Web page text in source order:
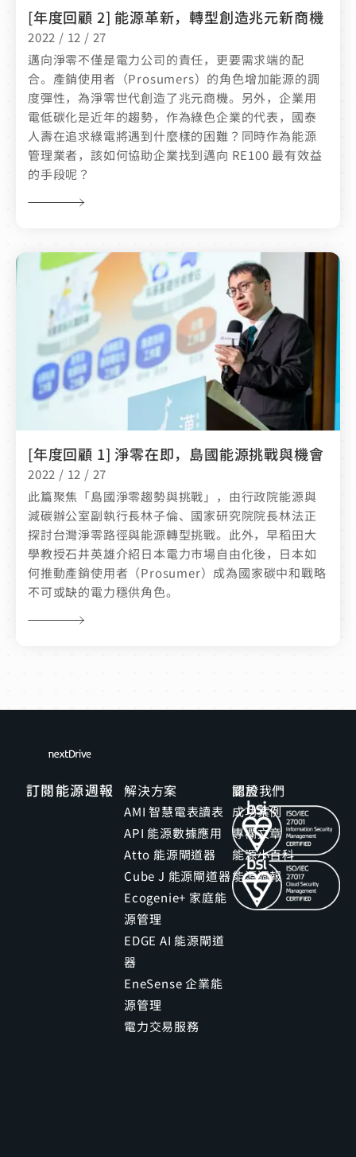
[年度回顧 2] 能源革新，轉型創造兆元新商機
2022 / 12 / 27
邁向淨零不僅是電力公司的責任，更要需求端的配
合。產銷使用者（Prosumers）的角色增加能源的調
度彈性，為淨零世代創造了兆元商機。另外，企業用
電低碳化是近年的趨勢，作為綠色企業的代表，國泰
人壽在追求綠電將遇到什麼樣的困難？同時作為能源
管理業者，該如何協助企業找到邁向 RE100 最有效益
的手段呢？
[年度回顧 1] 淨零在即，島國能源挑戰與機會
2022 / 12 / 27
此篇聚焦「島國淨零趨勢與挑戰」，由行政院能源與
減碳辦公室副執行長林子倫、國家研究院院長林法正
探討台灣淨零路徑與能源轉型挑戰。此外，早稻田大
學教授石井英雄介紹日本電力市場自由化後，日本如
何推動產銷使用者（Prosumer）成為國家碳中和戰略
不可或缺的電力穩供角色。
訂閱能源週報 解決方案
AMI 智慧電表讀表
API 能源數據應用
Atto 能源閘道器
Cube J 能源閘道器
Ecogenie+ 家庭能
源管理
EDGE AI 能源閘道
器
EneSense 企業能
源管理
電力交易服務
關於我們
成功案例
專欄文章
能源小百科
能源週報
認證